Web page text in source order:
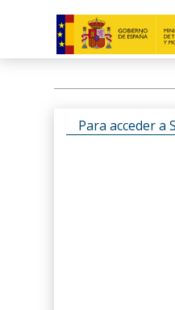
Para acceder